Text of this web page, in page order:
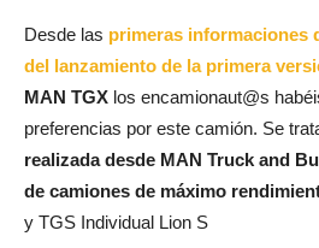
Desde las primeras informaciones
del lanzamiento de la primera
MAN TGX los encamionaut@s
preferencias por este camión. Se
realizada desde MAN Truck and
de camiones de máximo
y TGS Individual Lion S